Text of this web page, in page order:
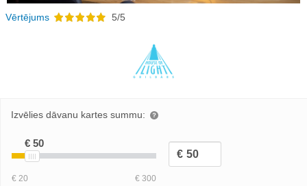
Vērtējums 5/5
Izvēlies dāvanu kartes summu: